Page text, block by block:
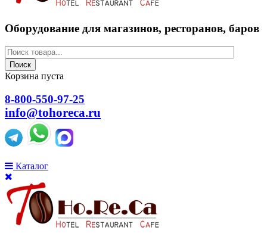
Оборудование для магазинов, ресторанов, баров
Поиск
Корзина пуста
8-800-550-97-25
info@tohoreca.ru
Каталог